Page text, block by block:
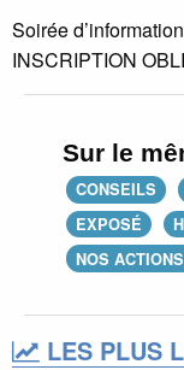
Soirée
INSCRIPTION
Sur le
CONSEILS
EXPOSÉ
NOS
LES PLUS